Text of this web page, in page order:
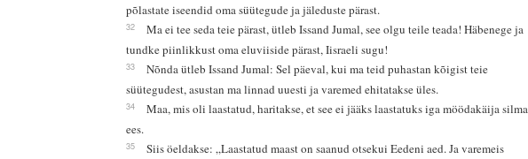
põlastate iseendid oma süütegude ja jäleduste pärast.
32
Ma ei tee seda teie pärast, ütleb Issand Jumal, see olgu teile teada! Häbenege ja
tundke piinlikkust oma eluviiside pärast, Iisraeli sugu!
33
Nõnda ütleb Issand Jumal: Sel päeval, kui ma teid puhastan kõigist teie
süütegudest, asustan ma linnad uuesti ja varemed ehitatakse üles.
34
Maa, mis oli laastatud, haritakse, et see ei jääks laastatuks iga möödakäija silma
ees.
35
Siis öeldakse: „Laastatud maast on saanud otsekui Eedeni aed. Ja varemeis